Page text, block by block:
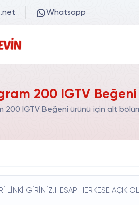
Whatsapp
200 IGTV Beğeni
200 IGTV Beğeni ürünü için alt
LİNKİ GİRİNİZ.HESAP HERKESE AÇIK